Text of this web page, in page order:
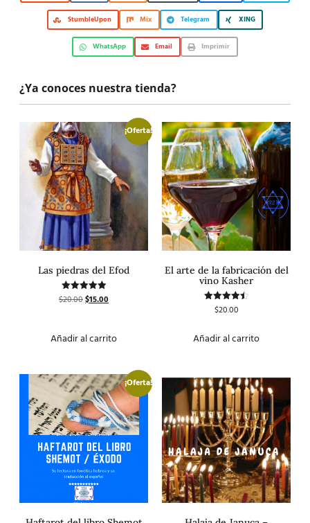
StumbleUpon Mix Telegram XING
WhatsApp Email Imprimir
¿Ya conoces nuestra tienda?
¡Oferta!
Las piedras del Efod
Valorado
con
$20.00$15.00
Añadir al carrito
El arte de la fabricación del
vino Kasher
Valorado
$20.00
Añadir al carrito
¡Oferta!